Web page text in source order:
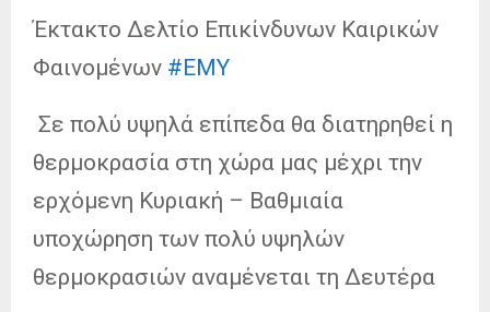
Έκτακτο Δελτίο Επικίνδυνων Καιρικών
Φαινομένων #EMY
Σε πολύ υψηλά επίπεδα θα διατηρηθεί η
θερμοκρασία στη χώρα μας μέχρι την
ερχόμενη Κυριακή – Βαθμιαία
υποχώρηση των πολύ υψηλών
θερμοκρασιών αναμένεται τη Δευτέρα